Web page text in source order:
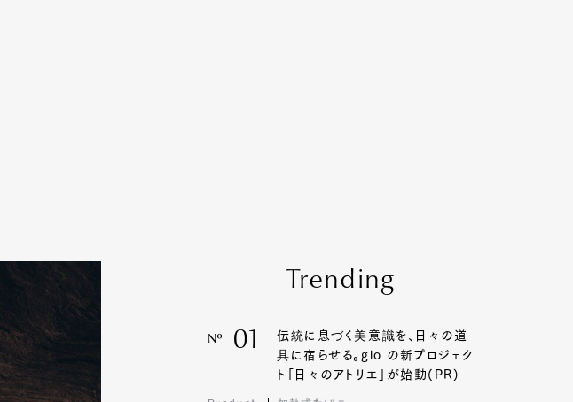
Trending
Nº 01
伝統に息づく美意識を、日々の道
具に宿らせる。glo の新プロジェク
ト「日々のアトリエ」が始動(PR)